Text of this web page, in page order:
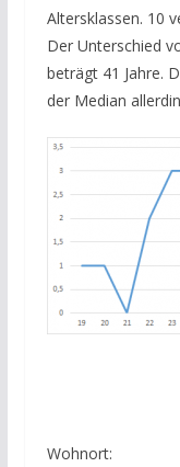
Altersklassen. 10
Der Unterschied
beträgt 41 Jahre.
der Median
Wohnort: